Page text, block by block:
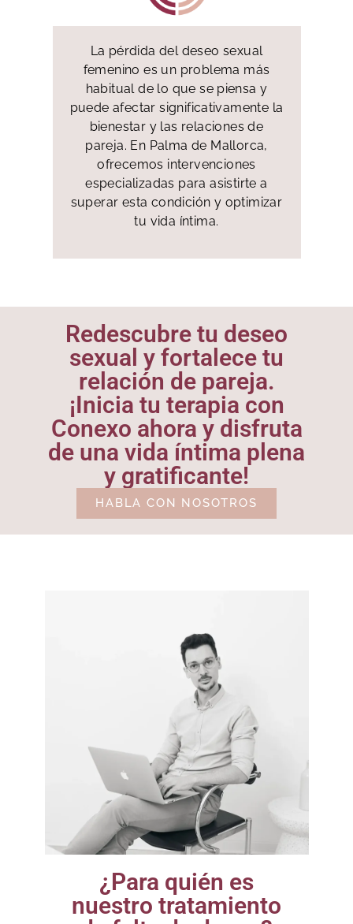
La pérdida del deseo sexual
femenino es un problema más
habitual de lo que se piensa y
puede afectar significativamente la
bienestar y las relaciones de
pareja. En Palma de Mallorca,
ofrecemos intervenciones
especializadas para asistirte a
superar esta condición y optimizar
tu vida íntima.
Redescubre tu deseo
sexual y fortalece tu
relación de pareja.
¡Inicia tu terapia con
Conexo ahora y disfruta
de una vida íntima plena
y gratificante!
HABLA CON NOSOTROS
¿Para quién es
nuestro tratamiento